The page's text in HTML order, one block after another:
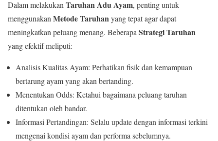
Dalam melakukan Taruhan Adu Ayam, penting untuk
menggunakan Metode Taruhanyang tepat agar dapat
meningkatkan peluang menang. Beberapa Strategi Taruhan
yang efektif meliputi:
Analisis Kualitas Ayam: Perhatikan fisik dan kemampuan
bertarung ayam yang akan bertanding.
Menentukan Odds: Ketahui bagaimana peluang taruhan
ditentukan oleh bandar.
Informasi Pertandingan: Selalu update dengan informasi terkini
mengenai kondisi ayam dan performa sebelumnya.